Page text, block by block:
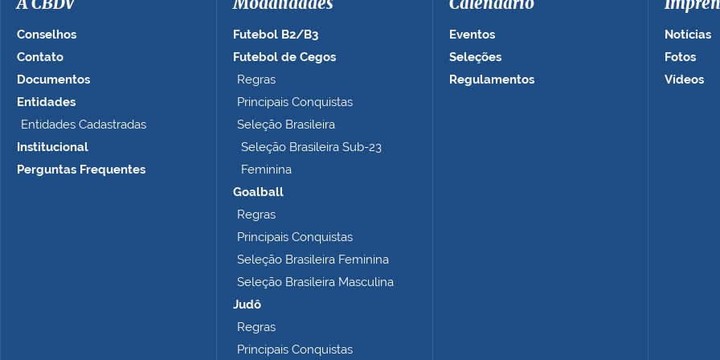
n
A CBDV
Conselhos
Contato
Documentos
Entidades
Entidades Cadastradas
Institucional
Perguntas Frequentes
Modalidades
Futebol B2/B3
Futebol de Cegos
Regras
Principais Conquistas
Seleção Brasileira
Seleção Brasileira Sub-23
Feminina
Goalball
Regras
Principais Conquistas
Seleção Brasileira Feminina
Seleção Brasileira Masculina
Judô
Regras
Principais Conquistas
Calendário
Eventos
Seleções
Regulamentos
Notícias
Fotos
Vídeos